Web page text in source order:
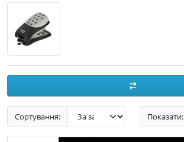
Сортування: Показати: